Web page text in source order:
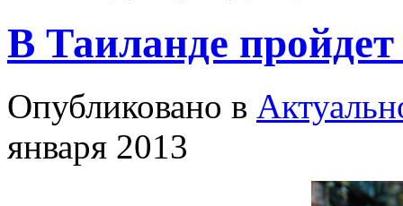
В Таиланде
Опубликовано в
января 2013